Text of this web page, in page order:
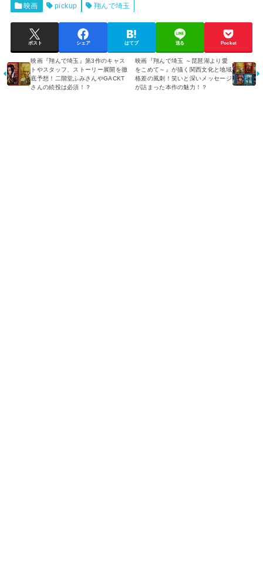
映画 pickup 翔んで埼玉
ポスト シェア はてブ 送る Pocket
映画『翔んで埼玉』第3作のキャス
トやスタッフ、ストーリー展開を徹
底予想！二階堂ふみさんやGACKT
さんの続投は必須！？
映画『翔んで埼玉 ～琵琶湖より愛
をこめて～』が描く関西文化と地域
格差の風刺！笑いと深いメッセージ
が詰まった本作の魅力！？